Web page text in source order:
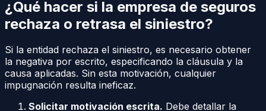
¿Qué hacer si la empresa de seguros
rechaza o retrasa el siniestro?
Si la entidad rechaza el siniestro, es necesario obtener
la negativa por escrito, especificando la cláusula y la
causa aplicadas. Sin esta motivación, cualquier
impugnación resulta ineficaz.
Solicitar motivación escrita. Debe detallar la